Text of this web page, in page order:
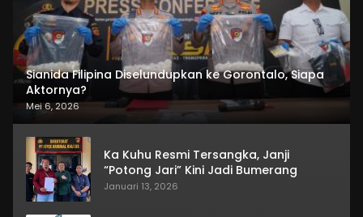
Sianida Filipina Diselundupkan ke Gorontalo, Siapa
Aktornya?
Mei 6, 2026
Ka Kuhu Resmi Tersangka, Janji
“Potong Jari” Kini Jadi Bumerang
Januari 13, 2026